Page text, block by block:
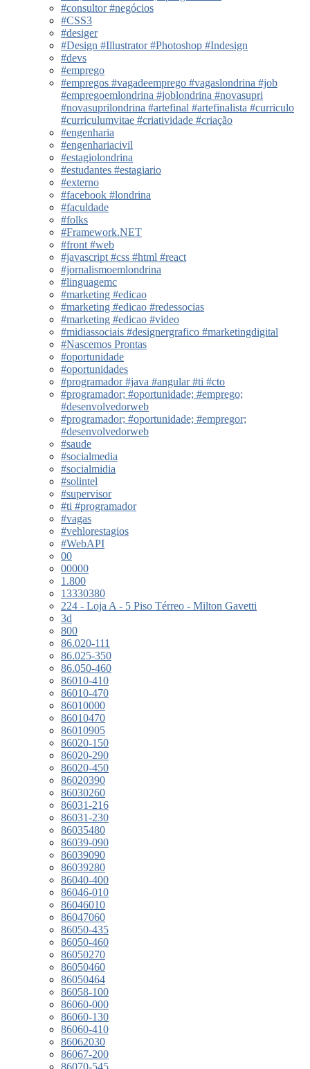
#consultor #negócios
#CSS3
#desiger
#Design #Illustrator #Photoshop #Indesign
#devs
#emprego
#empregos #vagadeemprego #vagaslondrina #job
#empregoemlondrina #joblondrina #novasupri
#novasuprilondrina #artefinal #artefinalista #curriculo
#curriculumvitae #criatividade #criação
#engenharia
#engenhariacivil
#estagiolondrina
#estudantes #estagiario
#externo
#facebook #londrina
#faculdade
#folks
#Framework.NET
#front #web
#javascript #css #html #react
#jornalismoemlondrina
#linguagemc
#marketing #edicao
#marketing #edicao #redessocias
#marketing #edicao #video
#midiassociais #designergrafico #marketingdigital
#Nascemos Prontas
#oportunidade
#oportunidades
#programador #java #angular #ti #cto
#programador; #oportunidade; #emprego;
#desenvolvedorweb
#programador; #oportunidade; #empregor;
#desenvolvedorweb
#saude
#socialmedia
#socialmidia
#solintel
#supervisor
#ti #programador
#vagas
#vehlorestagios
#WebAPI
00
00000
1.800
13330380
224 - Loja A - 5 Piso Térreo - Milton Gavetti
3d
800
86.020-111
86.025-350
86.050-460
86010-410
86010-470
86010000
86010470
86010905
86020-150
86020-290
86020-450
86020390
86030260
86031-216
86031-230
86035480
86039-090
86039090
86039280
86040-400
86046-010
86046010
86047060
86050-435
86050-460
86050270
86050460
86050464
86058-100
86060-000
86060-130
86060-410
86062030
86067-200
86070-545